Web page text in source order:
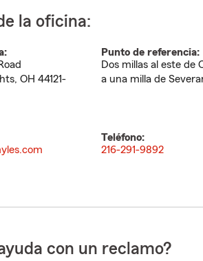
la oficina:
, OH 44121-
Punto de referencia:
Dos millas al este de
a una milla de
Teléfono:
216-291-9892
con un reclamo?